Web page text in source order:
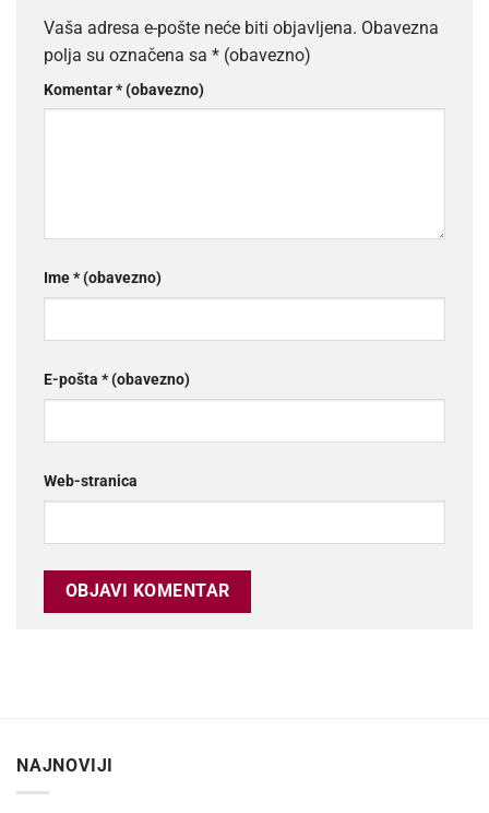
Vaša adresa e-pošte neće biti objavljena. Obavezna
polja su označena sa * (obavezno)
Komentar* (obavezno)
Ime* (obavezno)
E-pošta * (obavezno)
Web-stranica
NAJNOVIJI